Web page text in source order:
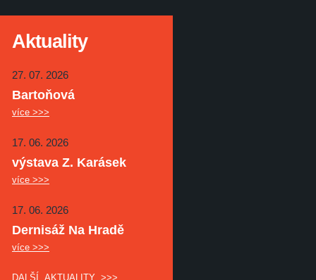
Aktuality
27. 07. 2026
Bartoňová
více >>>
17. 06. 2026
výstava Z. Karásek
více >>>
17. 06. 2026
Dernisáž Na Hradě
více >>>
DALŠÍ AKTUALITY >>>